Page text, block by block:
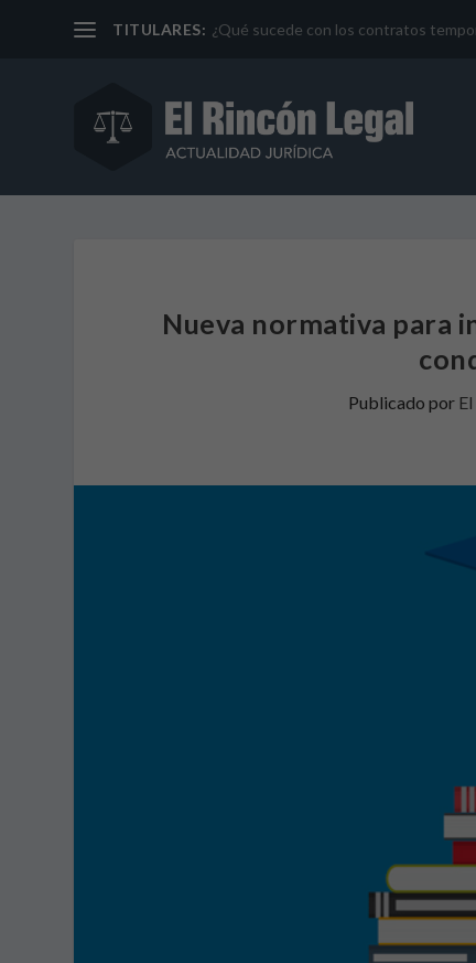
TITULARES: ¿Qué sucede con los contratos
Nueva normativa para
Publicado por